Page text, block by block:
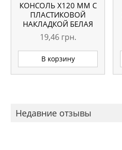
КОНСОЛЬ Х120 ММ С
ПЛАСТИКОВОЙ
НАКЛАДКОЙ БЕЛАЯ
19,46 грн.
В корзину
Недавние отзывы